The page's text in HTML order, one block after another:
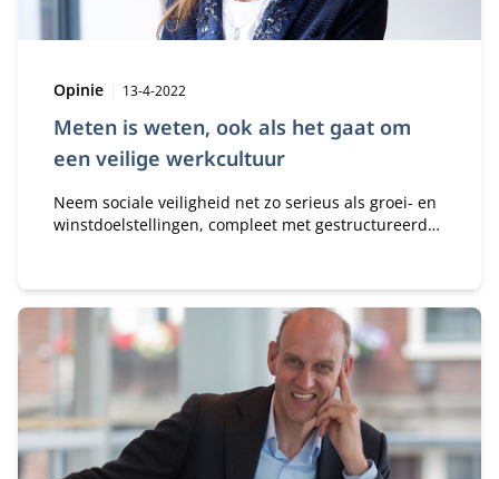
Meten is weten, ook als het gaat om
een veilige werkcultuur
Type:
Opinie Publicatiedatum:
13-4-2022
Neem sociale veiligheid net zo serieus als groei- en
winstdoelstellingen, compleet met gestructureerde